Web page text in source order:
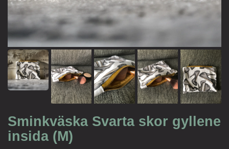
Sminkväska Svarta skor gyllene
insida (M)